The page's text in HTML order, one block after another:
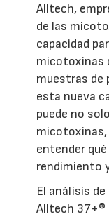
Alltech,
de las
capacidad
micotoxinas
muestras de
esta nueva
puede no
micotoxinas,
entender
rendimiento
El análisis
Alltech 37+®